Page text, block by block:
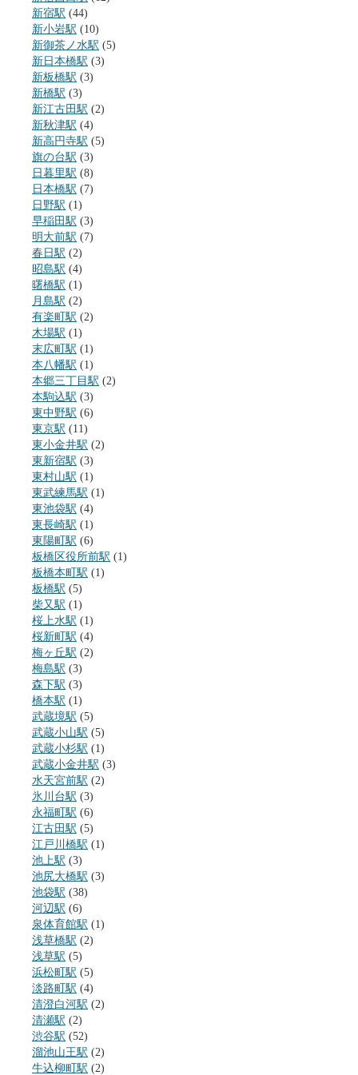
新宿駅 (44)
新小岩駅 (10)
新御茶ノ水駅 (5)
新日本橋駅 (3)
新板橋駅 (3)
新橋駅 (3)
新江古田駅 (2)
新秋津駅 (4)
新高円寺駅 (5)
旗の台駅 (3)
日暮里駅 (8)
日本橋駅 (7)
日野駅 (1)
早稲田駅 (3)
明大前駅 (7)
春日駅 (2)
昭島駅 (4)
曙橋駅 (1)
月島駅 (2)
有楽町駅 (2)
木場駅 (1)
末広町駅 (1)
本八幡駅 (1)
本郷三丁目駅 (2)
本駒込駅 (3)
東中野駅 (6)
東京駅 (11)
東小金井駅 (2)
東新宿駅 (3)
東村山駅 (1)
東武練馬駅 (1)
東池袋駅 (4)
東長崎駅 (1)
東陽町駅 (6)
板橋区役所前駅 (1)
板橋本町駅 (1)
板橋駅 (5)
柴又駅 (1)
桜上水駅 (1)
桜新町駅 (4)
梅ヶ丘駅 (2)
梅島駅 (3)
森下駅 (3)
橋本駅 (1)
武蔵境駅 (5)
武蔵小山駅 (5)
武蔵小杉駅 (1)
武蔵小金井駅 (3)
水天宮前駅 (2)
氷川台駅 (3)
永福町駅 (6)
江古田駅 (5)
江戸川橋駅 (1)
池上駅 (3)
池尻大橋駅 (3)
池袋駅 (38)
河辺駅 (6)
泉体育館駅 (1)
浅草橋駅 (2)
浅草駅 (5)
浜松町駅 (5)
淡路町駅 (4)
清澄白河駅 (2)
清瀬駅 (2)
渋谷駅 (52)
溜池山王駅 (2)
牛込柳町駅 (2)